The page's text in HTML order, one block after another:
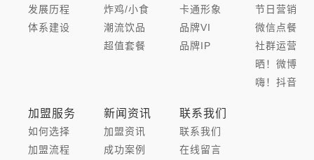
发展历程
体系建设
炸鸡/小食
潮流饮品
超值套餐
卡通形象
品牌VI
品牌IP
节日营销
微信点餐
社群运营
晒！微博
嗨！抖音
加盟服务
如何选择
加盟流程
新闻资讯
加盟资讯
成功案例
联系我们
联系我们
在线留言